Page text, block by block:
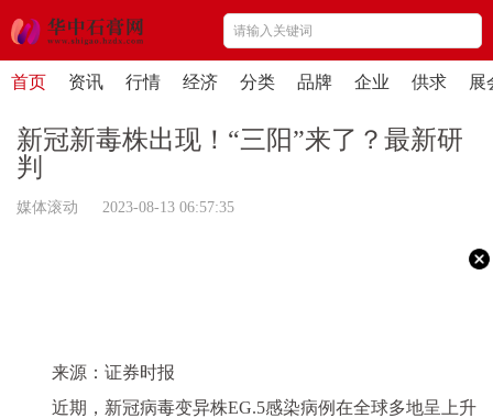
首页 资讯 行情 经济 分类 品牌 企业 供求 展
新冠新毒株出现！“三阳”来了？最新研
判
媒体滚动 2023-08-13 06:57:35
来源：证券时报
近期，新冠病毒变异株EG.5感染病例在全球多地呈上升